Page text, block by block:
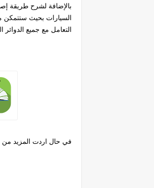
بالإضافة لشرح طريقة
السيارات بحيث ستتمكن
التعامل مع جميع الدوائر
في حال اردت المزيد من